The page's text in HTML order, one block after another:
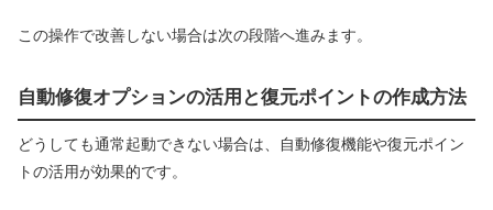
この操作で改善しない場合は次の段階へ進みます。
自動修復オプションの活用と復元ポイントの作成方法
どうしても通常起動できない場合は、自動修復機能や復元ポイン
トの活用が効果的です。